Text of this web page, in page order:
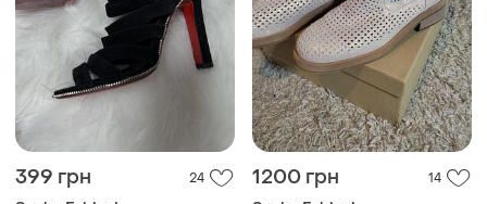
399 грн 24 1200 грн 14